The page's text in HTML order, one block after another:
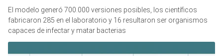
El modelo generó 700.000 versiones posibles, los científicos
fabricaron 285 en el laboratorio y 16 resultaron ser organismos
capaces de infectar y matar bacterias